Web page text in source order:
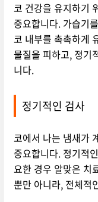
코 건강을 유지하기
중요합니다. 가습기
코 내부를 촉촉하게
물질을 피하고, 정기
니다.
정기적인 검사
코에서 나는 냄새가
중요합니다. 정기적
요한 경우 알맞은 치
뿐만 아니라, 전체적